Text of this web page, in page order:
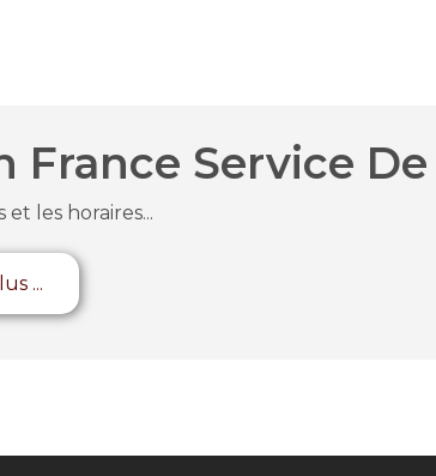
France Service
et les horaires...
...